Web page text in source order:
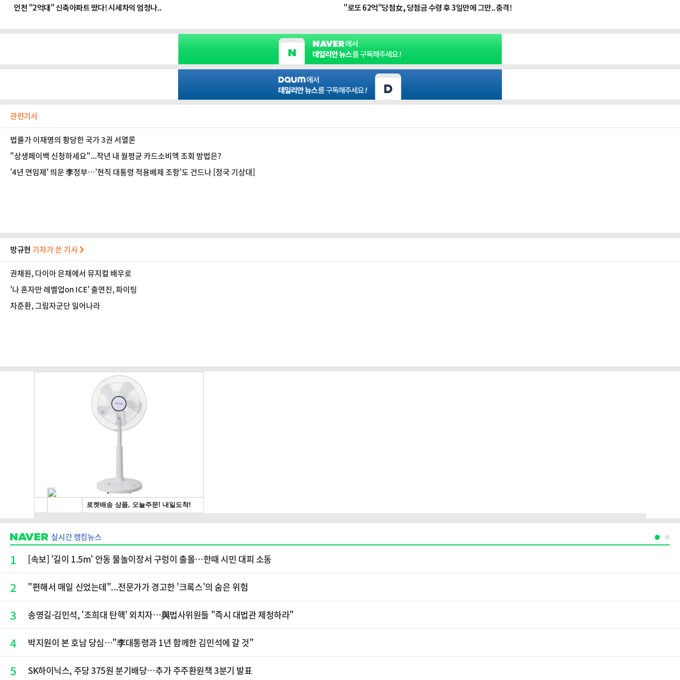
관련기사
법률가 이재명의 황당한 국가 3권 서열론
"상생페이백 신청하세요"...작년 내 월평균 카드소비액 조회 방법은?
'4년 연임제' 띄운 李정부…'현직 대통령 적용배제 조항'도 건드나 [정국 기상대]
방규현 기자가 쓴 기사
권채원, 다이아 은채에서 뮤지컬 배우로
'나 혼자만 레벨업on ICE' 출연진, 파이팅
차준환, 그림자군단 일어나라
실시간 랭킹뉴스
1 [속보] '길이 1.5m' 안동 물놀이장서 구렁이 출몰…한때 시민 대피 소동
2 "편해서 매일 신었는데"...전문가가 경고한 '크록스'의 숨은 위험
3 송영길·김민석, '조희대 탄핵' 외치자…與법사위원들 "즉시 대법관 제청하라"
4 박지원이 본 호남 당심…"李대통령과 1년 함께한 김민석에 갈 것"
5 SK하이닉스, 주당 375원 분기배당…추가 주주환원책 3분기 발표